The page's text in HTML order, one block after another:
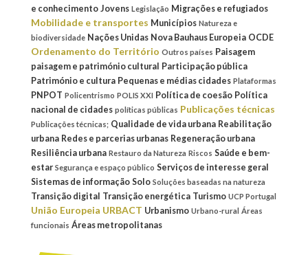
e conhecimento Jovens Legislação Migrações e refugiados
Mobilidade e transportes Municípios Natureza e
biodiversidade Nações Unidas Nova Bauhaus Europeia OCDE
Ordenamento do Território Outros países Paisagem
paisagem e património cultural Participação pública
Património e cultura Pequenas e médias cidades Plataformas
PNPOT Policentrismo POLIS XXI Política de coesão Política
nacional de cidades políticas públicas Publicações técnicas
Publicações técnicas; Qualidade de vida urbana Reabilitação
urbana Redes e parcerias urbanas Regeneração urbana
Resiliência urbana Restauro da Natureza Riscos Saúde e bem-
estar Segurança e espaço público Serviços de interesse geral
Sistemas de informação Solo Soluções baseadas na natureza
Transição digital Transição energética Turismo UCP Portugal
União Europeia URBACT Urbanismo Urbano-rural Áreas
funcionais Áreas metropolitanas